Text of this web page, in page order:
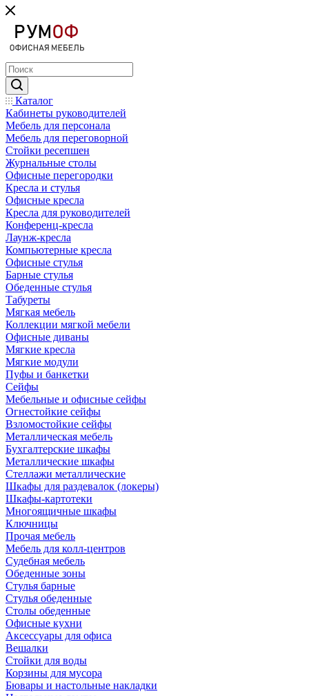
Каталог
Кабинеты руководителей
Мебель для персонала
Мебель для переговорной
Стойки ресепшен
Журнальные столы
Офисные перегородки
Кресла и стулья
Офисные кресла
Кресла для руководителей
Конференц-кресла
Лаунж-кресла
Компьютерные кресла
Офисные стулья
Барные стулья
Обеденные стулья
Табуреты
Мягкая мебель
Коллекции мягкой мебели
Офисные диваны
Мягкие кресла
Мягкие модули
Пуфы и банкетки
Сейфы
Мебельные и офисные сейфы
Огнестойкие сейфы
Взломостойкие сейфы
Металлическая мебель
Бухгалтерские шкафы
Металлические шкафы
Стеллажи металлические
Шкафы для раздевалок (локеры)
Шкафы-картотеки
Многоящичные шкафы
Ключницы
Прочая мебель
Мебель для колл-центров
Судебная мебель
Обеденные зоны
Стулья барные
Стулья обеденные
Столы обеденные
Офисные кухни
Аксессуары для офиса
Вешалки
Стойки для воды
Корзины для мусора
Бювары и настольные накладки